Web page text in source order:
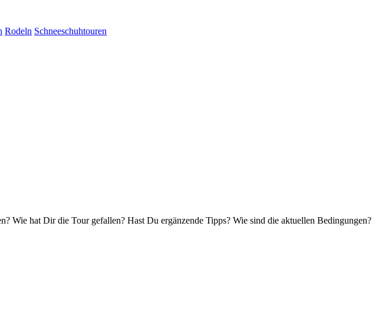
Rodeln Schneeschuhtouren
Wie hat Dir die Tour gefallen? Hast Du ergänzende Tipps? Wie sind die aktuellen Bedingungen?